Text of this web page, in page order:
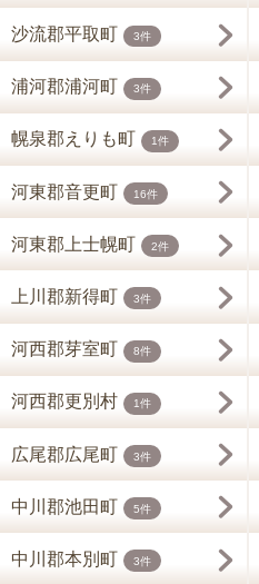
沙流郡平取町 3件
浦河郡浦河町 3件
幌泉郡えりも町 1件
河東郡音更町 16件
河東郡上士幌町 2件
上川郡新得町 3件
河西郡芽室町 8件
河西郡更別村 1件
広尾郡広尾町 3件
中川郡池田町 5件
中川郡本別町 3件